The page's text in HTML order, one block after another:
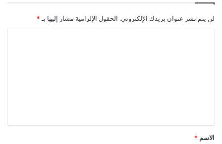
لن يتم نشر عنوان بريدك الإلكتروني. الحقول الإلزامية مشار إليها بـ *
ق
*الاسم *